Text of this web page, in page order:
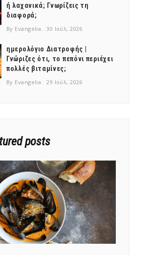
ή λαχανικά; Γνωρίζεις τη
διαφορά;
By Evangelia 30 Ιούλ, 2026
ημερολόγιο Διατροφής |
Γνώριζες ότι, το πεπόνι περιέχει
πολλές βιταμίνες;
By Evangelia 29 Ιούλ, 2026
posts
NEWSLETTER
mel
y updates
fro
m